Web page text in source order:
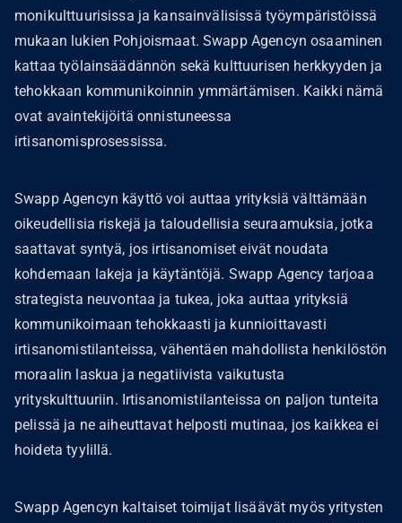
monikulttuurisissa ja kansainvälisissä työympäristöissä
mukaan lukien Pohjoismaat. Swapp Agencyn osaaminen
kattaa työlainsäädännön sekä kulttuurisen herkkyyden ja
tehokkaan kommunikoinnin ymmärtämisen. Kaikki nämä
ovat avaintekijöitä onnistuneessa
irtisanomisprosessissa.
Swapp Agencyn käyttö voi auttaa yrityksiä välttämään
oikeudellisia riskejä ja taloudellisia seuraamuksia, jotka
saattavat syntyä, jos irtisanomiset eivät noudata
kohdemaan lakeja ja käytäntöjä. Swapp Agency tarjoaa
strategista neuvontaa ja tukea, joka auttaa yrityksiä
kommunikoimaan tehokkaasti ja kunnioittavasti
irtisanomistilanteissa, vähentäen mahdollista henkilöstön
moraalin laskua ja negatiivista vaikutusta
yrityskulttuuriin. Irtisanomistilanteissa on paljon tunteita
pelissä ja ne aiheuttavat helposti mutinaa, jos kaikkea ei
hoideta tyylillä.
Swapp Agencyn kaltaiset toimijat lisäävät myös yritysten